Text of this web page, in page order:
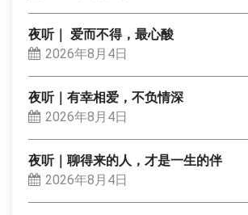
夜听｜ 爱而不得，最心酸
2026年8月4日
夜听｜有幸相爱，不负情深
2026年8月4日
夜听｜聊得来的人，才是一生的伴
2026年8月4日